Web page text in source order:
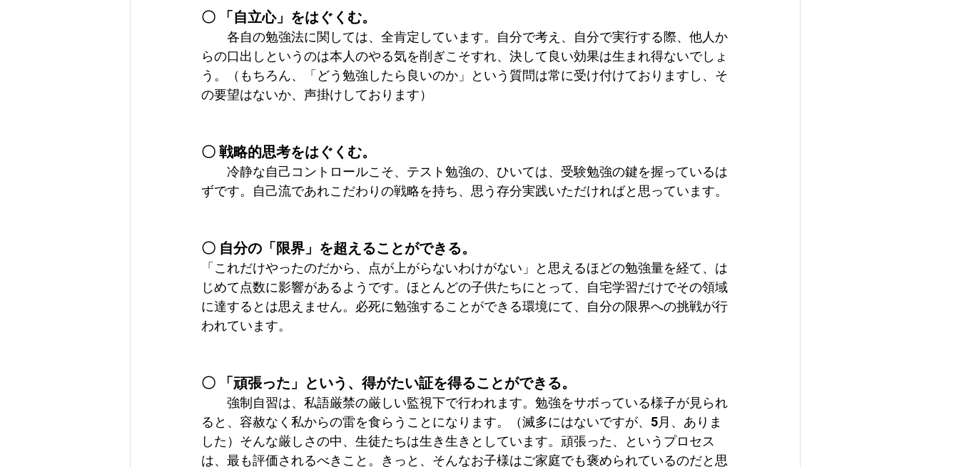
〇 「自立心」をはぐくむ。
各自の勉強法に関しては、全肯定しています。自分で考え、自分で実行する際、他人か
らの口出しというのは本人のやる気を削ぎこそすれ、決して良い効果は生まれ得ないでしょ
う。（もちろん、「どう勉強したら良いのか」という質問は常に受け付けておりますし、そ
の要望はないか、声掛けしております）
〇 戦略的思考をはぐくむ。
冷静な自己コントロールこそ、テスト勉強の、ひいては、受験勉強の鍵を握っているは
ずです。自己流であれこだわりの戦略を持ち、思う存分実践いただければと思っています。
〇 自分の「限界」を超えることができる。
「これだけやったのだから、点が上がらないわけがない」と思えるほどの勉強量を経て、は
じめて点数に影響があるようです。ほとんどの子供たちにとって、自宅学習だけでその領域
に達するとは思えません。必死に勉強することができる環境にて、自分の限界への挑戦が行
われています。
〇 「頑張った」という、得がたい証を得ることができる。
強制自習は、私語厳禁の厳しい監視下で行われます。勉強をサボっている様子が見られ
ると、容赦なく私からの雷を食らうことになります。（滅多にはないですが、5月、ありま
した）そんな厳しさの中、生徒たちは生き生きとしています。頑張った、というプロセス
は、最も評価されるべきこと。きっと、そんなお子様はご家庭でも褒められているのだと思